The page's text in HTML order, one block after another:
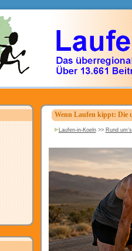
Wenn Laufen kippt: Die
Laufen-in-Koeln>> Rund